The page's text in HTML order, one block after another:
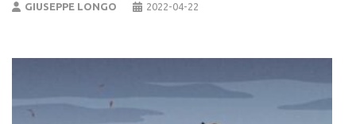
GIUSEPPE LONGO 2022-04-22